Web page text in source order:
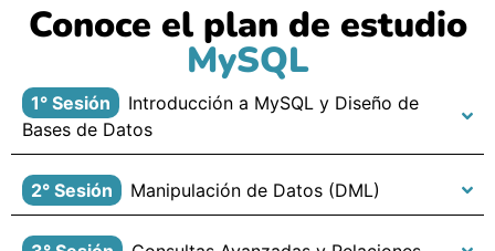
Conoce el plan de estudio
MySQL
1° Sesión
Introducción a MySQL y Diseño de
Bases de Datos
2° Sesión Manipulación de Datos (DML)